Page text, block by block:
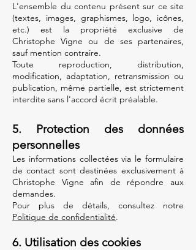
L'ensemble du contenu présent sur ce site
(textes, images, graphismes, logo, icônes,
etc.) est la propriété exclusive de
Christophe Vigne ou de ses partenaires,
sauf mention contraire.
Toute reproduction, distribution,
modification, adaptation, retransmission ou
publication, même partielle, est strictement
interdite sans l'accord écrit préalable.
5. Protection des données
personnelles
Les informations collectées via le formulaire
de contact sont destinées exclusivement à
Christophe Vigne afin de répondre aux
demandes.
Pour plus de détails, consultez notre
Politique de confidentialité.
6. Utilisation des cookies